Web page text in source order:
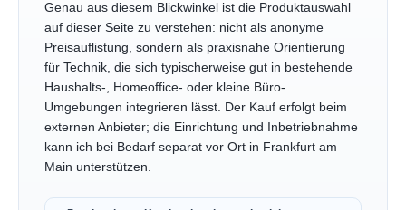
Genau aus diesem Blickwinkel ist die Produktauswahl
auf dieser Seite zu verstehen: nicht als anonyme
Preisauflistung, sondern als praxisnahe Orientierung
für Technik, die sich typischerweise gut in bestehende
Haushalts-, Homeoffice- oder kleine Büro-
Umgebungen integrieren lässt. Der Kauf erfolgt beim
externen Anbieter; die Einrichtung und Inbetriebnahme
kann ich bei Bedarf separat vor Ort in Frankfurt am
Main unterstützen.